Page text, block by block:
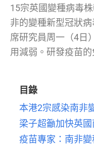
15宗英國變種病毒
非的變種新型冠狀
席研究員周一（4日
用減弱。研發疫苗
目錄
本港2宗感染南非
梁子超籲加快英
疫苗專家：南非